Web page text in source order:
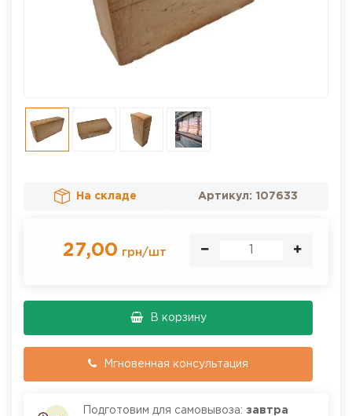
На складе Артикул: 107633
27,00 грн/шт
В корзину
Мгновенная консультация
Подготовим для самовывоза: завтра